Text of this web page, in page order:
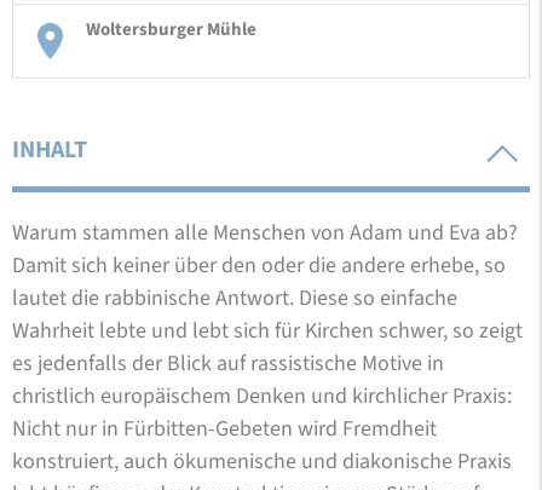
Woltersburger Mühle
INHALT
Warum stammen alle Menschen von Adam und Eva ab?
Damit sich keiner über den oder die andere erhebe, so
lautet die rabbinische Antwort. Diese so einfache
Wahrheit lebte und lebt sich für Kirchen schwer, so zeigt
es jedenfalls der Blick auf rassistische Motive in
christlich europäischem Denken und kirchlicher Praxis:
Nicht nur in Fürbitten-Gebeten wird Fremdheit
konstruiert, auch ökumenische und diakonische Praxis